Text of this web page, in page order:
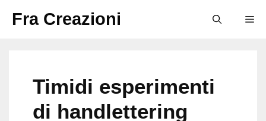
Fra Creazioni
Timidi esperimenti
di handlettering